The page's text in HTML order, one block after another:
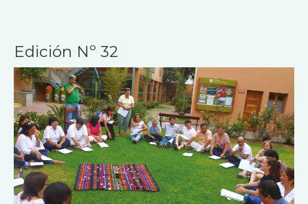
Edición Nº 32